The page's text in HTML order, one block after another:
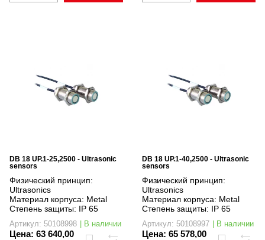
DB 18 UP.1-25,2500 - Ultrasonic
sensors
Физический принцип:
Ultrasonics
Материал корпуса: Metal
Степень защиты: IP 65
Артикул: 50108998 | В наличии
Цена: 63 640,00
DB 18 UP.1-40,2500 - Ultrasonic
sensors
Физический принцип:
Ultrasonics
Материал корпуса: Metal
Степень защиты: IP 65
Артикул: 50108997 | В наличии
Цена: 65 578,00